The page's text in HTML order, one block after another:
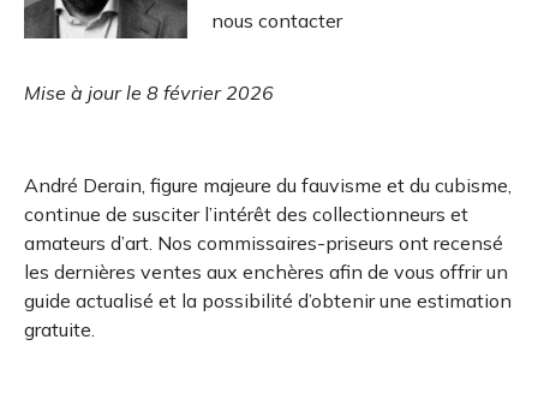
nous contacter
Mise à jour le 8 février 2026
André Derain, figure majeure du fauvisme et du cubisme,
continue de susciter l’intérêt des collectionneurs et
amateurs d’art. Nos commissaires-priseurs ont recensé
les dernières ventes aux enchères afin de vous offrir un
guide actualisé et la possibilité d’obtenir une estimation
gratuite.